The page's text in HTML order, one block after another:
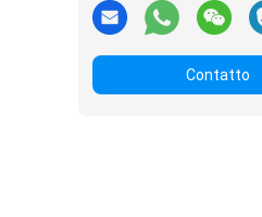
Contatto